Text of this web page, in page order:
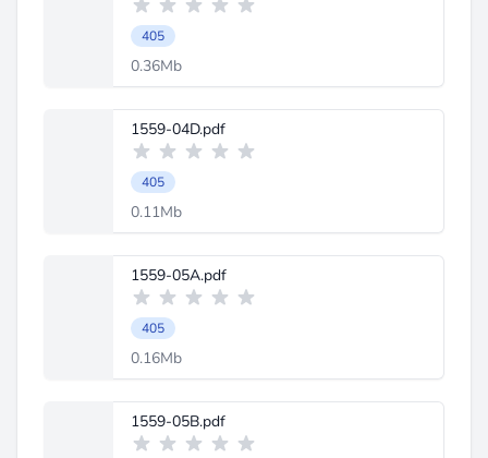
405
0.36Mb
1559-04D.pdf
405
0.11Mb
1559-05A.pdf
405
0.16Mb
1559-05B.pdf